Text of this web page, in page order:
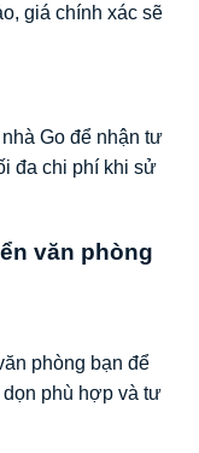
giá chính xác sẽ
Go để nhận tư
đa chi phí khi sử
văn phòng
phòng bạn để
dọn phù hợp và tư